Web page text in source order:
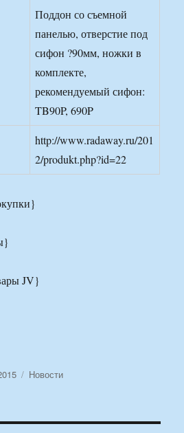
Поддон со съемной
панелью, отверстие под
сифон ?90мм, ножки в
комплекте,
рекомендуемый сифон:
TB90P, 690P
http://www.radaway.ru/201
2/produkt.php?id=22
JV}
Рубрики
Новости